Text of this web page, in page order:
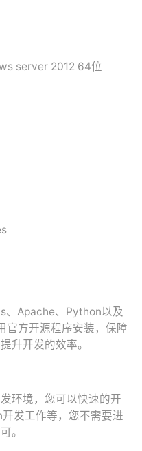
由于其跨平台和安全性被广
解释器编译到服务器中。
法简洁清
称为胶水语言，能够把用其
server 2012 64位
、 Apache、 Python以及
官方开源程序安装，保障
升开发的效率。
环境，您可以快速的开
开发工作等，您不需要进
。